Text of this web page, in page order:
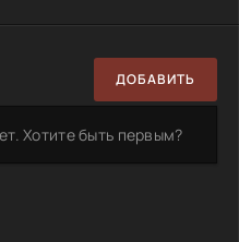
ДОБАВИТЬ
Хотите быть первым?